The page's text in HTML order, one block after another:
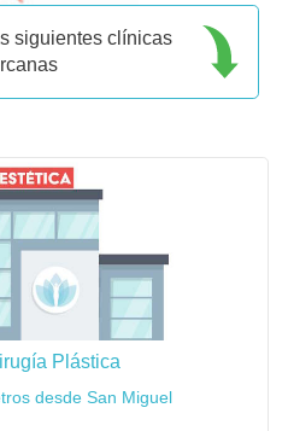
siguientes clínicas
Plástica
desde San Miguel